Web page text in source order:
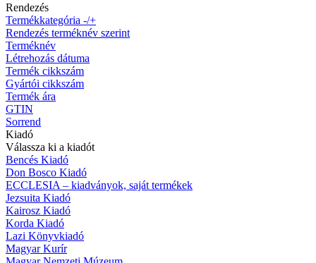
Rendezés
Termékkategória -/+
Rendezés terméknév szerint
Terméknév
Létrehozás dátuma
Termék cikkszám
Gyártói cikkszám
Termék ára
GTIN
Sorrend
Kiadó
Válassza ki a kiadót
Bencés Kiadó
Don Bosco Kiadó
ECCLESIA – kiadványok, saját termékek
Jezsuita Kiadó
Kairosz Kiadó
Korda Kiadó
Lazi Könyvkiadó
Magyar Kurír